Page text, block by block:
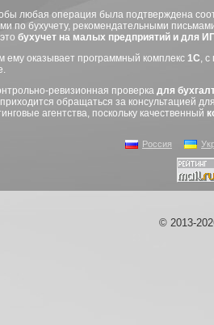
любая операция была подтверждена
по бухучету, рекомендательными
бухучет на малых предприятий и для
ему оказывает программный комплекс 1С, с
ревизионная проверка для
приходится обращаться за
агентства, поскольку качественный
Россия
© 2013-